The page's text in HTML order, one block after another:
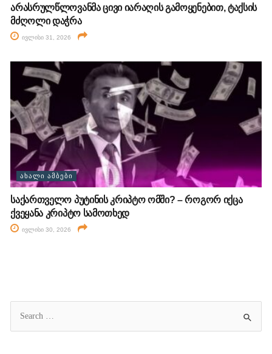
არასრულწლოვანმა ცივი იარაღის გამოყენებით, ტაქსის
მძღოლი დაჭრა
ივლისი 31, 2026
ᲐᲮᲐᲚᲘ ᲐᲛᲑᲔᲑᲘ
საქართველო პუტინის კრიპტო ომში? – როგორ იქცა
ქვეყანა კრიპტო სამოთხედ
ივლისი 30, 2026